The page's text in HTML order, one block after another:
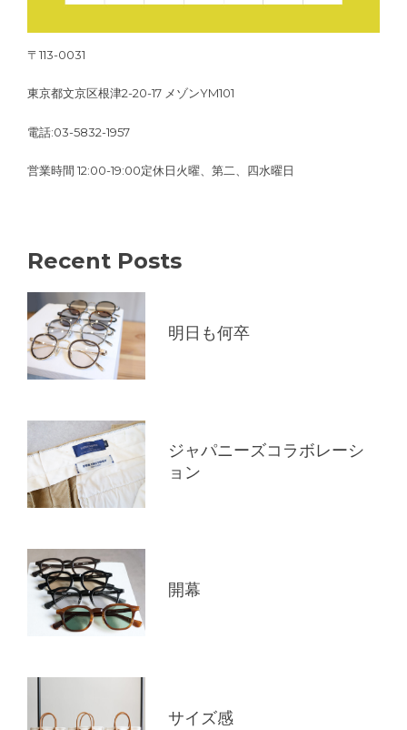
〒113-0031
東京都文京区根津2-20-17 メゾンYM101
電話:03-5832-1957
営業時間 12:00-19:00定休日火曜、第二、四水曜日
Recent Posts
明日も何卒
ジャパニーズコラボレーシ
ョン
開幕
サイズ感